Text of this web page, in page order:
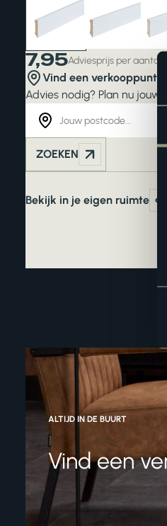
7,95Adviesprijs per aantal
Vind een verkooppunt
Advies nodig? Plan nu jouw
ZOEKEN
Bekijk in je eigen ruimte
ALTIJD IN DE BUURT
Vind een